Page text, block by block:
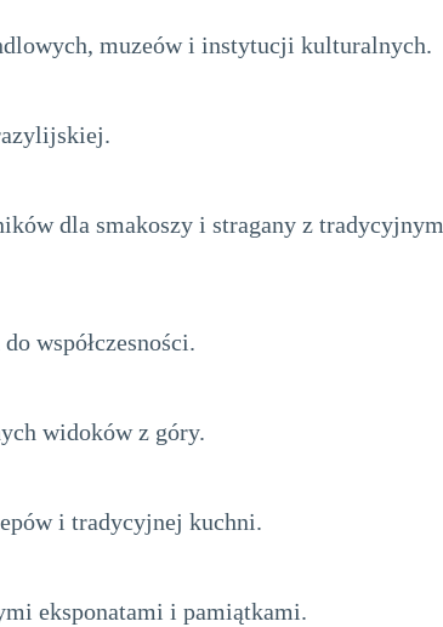
muzeów i instytucji kulturalnych.
dla smakoszy i stragany z tradycyjnym
współczesności.
widoków z góry.
i tradycyjnej kuchni.
eksponatami i pamiątkami.